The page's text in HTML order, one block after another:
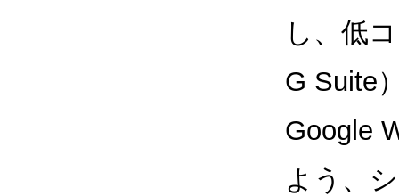
し、低
G Suite
Google
よう、